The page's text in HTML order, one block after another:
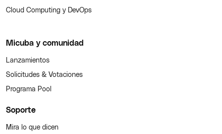
Cloud Computing y DevOps
Micuba y comunidad
Lanzamientos
Solicitudes & Votaciones
Programa Pool
Soporte
Mira lo que dicen